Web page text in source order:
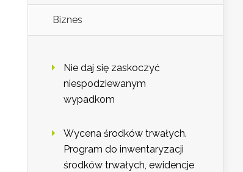
Biznes
Nie daj się zaskoczyć
niespodziewanym
wypadkom
Wycena środków trwałych.
Program do inwentaryzacji
środków trwałych, ewidencje